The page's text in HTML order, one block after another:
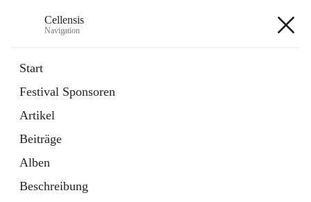
Cellensis
Navigation
Start
Festival Sponsoren
Artikel
Beiträge
Alben
Beschreibung
Festival Sponsoren